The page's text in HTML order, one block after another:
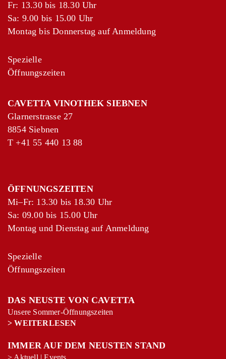
Fr: 13.30 bis 18.30 Uhr
Sa: 9.00 bis 15.00 Uhr
Montag bis Donnerstag auf Anmeldung
Spezielle
Öffnungszeiten
CAVETTA VINOTHEK SIEBNEN
Glarnerstrasse 27
8854 Siebnen
T +41 55 440 13 88
ÖFFNUNGSZEITEN
Mi–Fr: 13.30 bis 18.30 Uhr
Sa: 09.00 bis 15.00 Uhr
Montag und Dienstag auf Anmeldung
Spezielle
Öffnungszeiten
DAS NEUSTE VON CAVETTA
Unsere Sommer-Öffnungszeiten
>WEITERLESEN
IMMER AUF DEM NEUSTEN STAND